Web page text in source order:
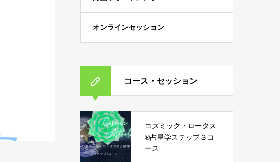
オンラインセッション
コース・セッション
コズミック・ロータス
®︎占星学ステップ３コ
ース